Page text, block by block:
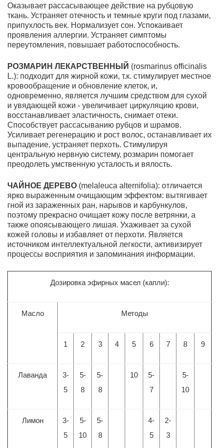
Оказывает рассасываю­щее действие на рубцовую
ткань. Устраняет отечность и темные круги под глазами,
при­пухлость век. Нормализует сон. Успокаивает
проявления аллергии. Устраняет симптомы
переутомления, повышает работоспособность.
РОЗМАРИН ЛЕКАРСТВЕННЫЙ (rosmarinus officinalis
L.): подходит для жирной кожи, т.к. стимулирует местное
кровообращение и обновление клеток, и,
одновременно, являет­ся лучшим средством для сухой
и увядающей кожи - увеличивает циркуляцию крови,
вос­станавливает эластичность, снимает отеки.
Способствует рассасыванию рубцов и шрамов.
Усиливает регенерацию и рост волос, останавливает их
выпадение, устраняет перхоть. Стимулируя
центральную нервную систему, розмарин помогает
преодолеть умственную усталость и вялость.
ЧАЙНОЕ ДЕРЕВО (mеlaleuса alternifolia): отличается
ярко выраженным очищающим эффектом: вытягивает
гной из зараженных ран, нарывов и карбункулов,
поэтому пре­красно очищает кожу после ветрянки, а
также опоясывающего лишая. Ухаживает за сухой
кожей головы и избавляет от перхоти. Является
источником интеллектуальной легкости, активизирует
процессы восприятия и запоминания информации.
Дозировка эфирных масел (капли):
Масло Методы
1 2 3 4 5 6 7 8 9
Лаванда
3-
5
5-
8
5-
8
10
5-
7
5-
10
Лимон
3-
5
5-
10
5-
8
4-
5
2-
3